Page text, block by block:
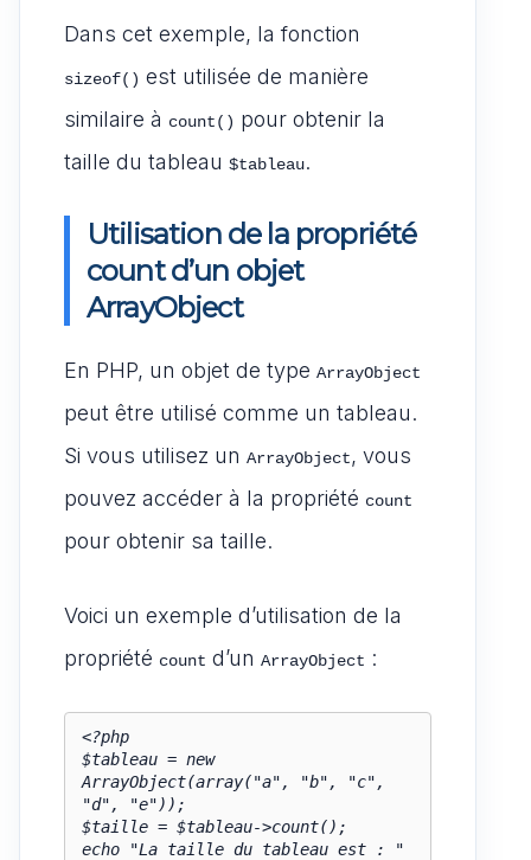
Dans cet exemple, la fonction
sizeof() est utilisée de manière
similaire à count() pour obtenir la
taille du tableau $tableau.
Utilisation de la propriété
count d’un objet
ArrayObject
En PHP, un objet de type ArrayObject
peut être utilisé comme un tableau.
Si vous utilisez un ArrayObject, vous
pouvez accéder à la propriété count
pour obtenir sa taille.
Voici un exemple d’utilisation de la
propriété count d’un ArrayObject :
<?php
$tableau = new
ArrayObject(array("a", "b", "c",
"d", "e"));
$taille = $tableau->count();
echo "La taille du tableau est : "